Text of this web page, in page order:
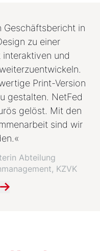
Geschäftsbericht in
zu einer
und
Print-Version
gestalten. NetFed
gelöst. Mit den
sind wir
Abteilung
KZVK